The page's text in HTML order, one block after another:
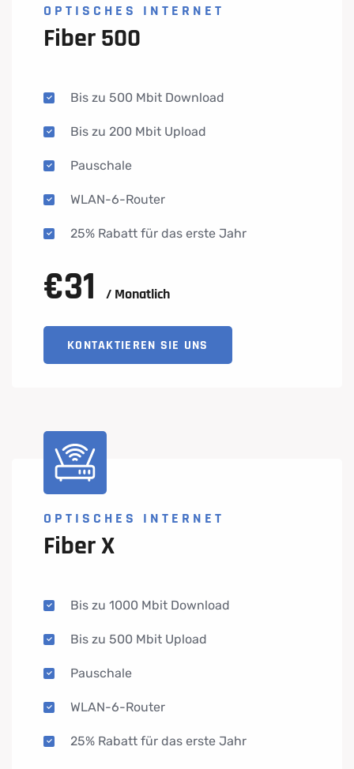
OPTISCHES INTERNET
Fiber 500
Bis zu 500 Mbit Download
Bis zu 200 Mbit Upload
Pauschale
WLAN-6-Router
25% Rabatt für das erste Jahr
€31 / Monatlich
KONTAKTIEREN SIE UNS
OPTISCHES INTERNET
Fiber X
Bis zu 1000 Mbit Download
Bis zu 500 Mbit Upload
Pauschale
WLAN-6-Router
25% Rabatt für das erste Jahr